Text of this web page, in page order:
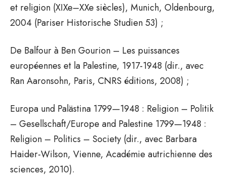
et religion (XIXe–XXe siècles), Munich, Oldenbourg,
2004 (Pariser Historische Studien 53) ;
De Balfour à Ben Gourion – Les puissances
européennes et la Palestine, 1917-1948 (dir., avec
Ran Aaronsohn, Paris, CNRS éditions, 2008) ;
Europa und Palästina 1799—1948 : Religion – Politik
– Gesellschaft/Europe and Palestine 1799—1948 :
Religion – Politics – Society (dir., avec Barbara
Haider-Wilson, Vienne, Académie autrichienne des
sciences, 2010).